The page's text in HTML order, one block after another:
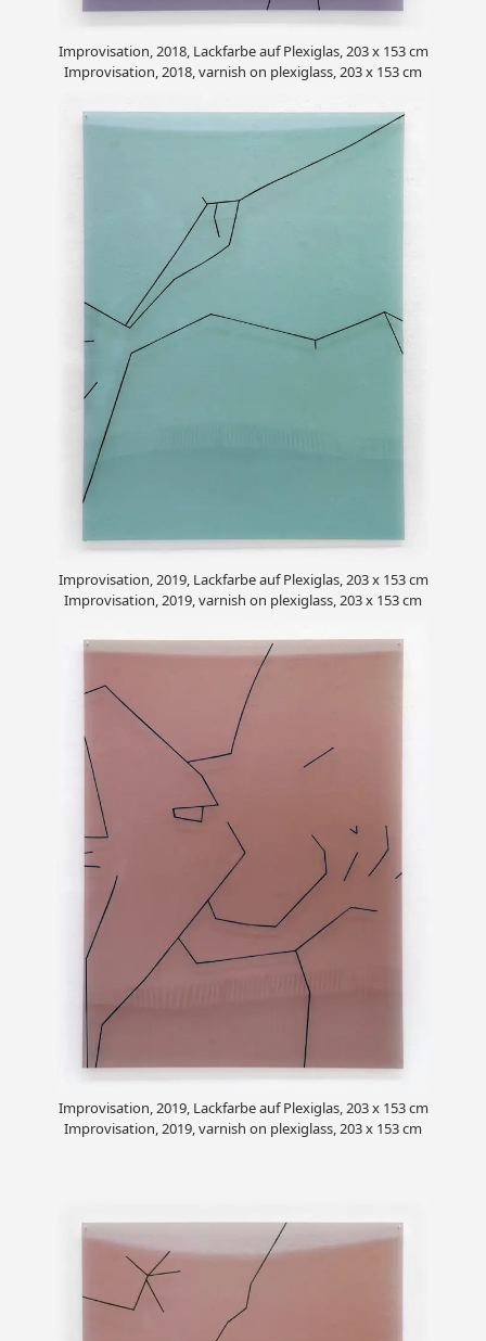
Improvisation, 2018, Lackfarbe auf Plexiglas, 203 x 153 cm
Improvisation, 2018, varnish on plexiglass, 203 x 153 cm
Improvisation, 2019, Lackfarbe auf Plexiglas, 203 x 153 cm
Improvisation, 2019, varnish on plexiglass, 203 x 153 cm
Improvisation, 2019, Lackfarbe auf Plexiglas, 203 x 153 cm
Improvisation, 2019, varnish on plexiglass, 203 x 153 cm